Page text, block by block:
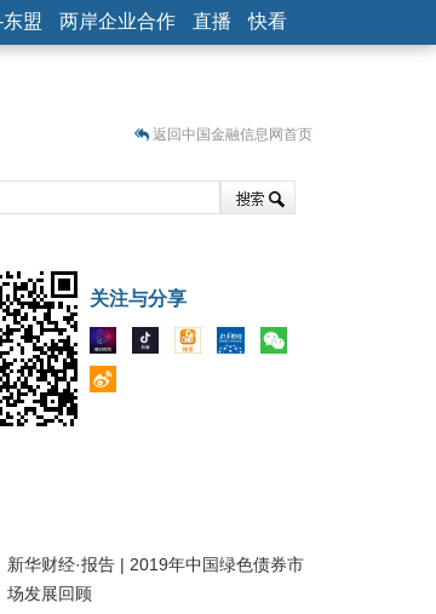
盟 两岸企业合作 直播 快看
返回中国金融信息网首页
关注与分享
新华财经·报告 | 2019年中国绿色债券市
场发展回顾